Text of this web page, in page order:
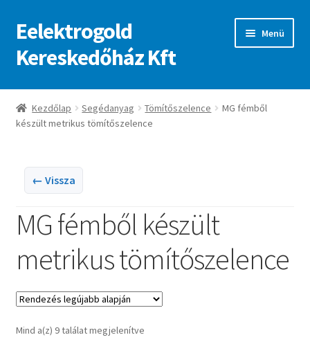
Ugrás
a
navigációhoz
Kilépés
a
tartalomba
Eelektrogold
Kereskedőház Kft
Menü
Kezdőlap
A fiókom
ajanlatkeres
Kezdőlap Segédanyag Tömítőszelence
MG fémből
készült metrikus tömítőszelence
← Vissza
MG fémből készült
metrikus tömítőszelence
Mind a(z) 9 találat megjelenítveSorted